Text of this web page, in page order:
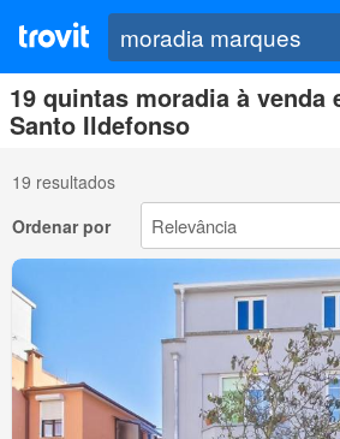
19 quintas moradia à venda
Santo Ildefonso
19 resultados
Ordenar por